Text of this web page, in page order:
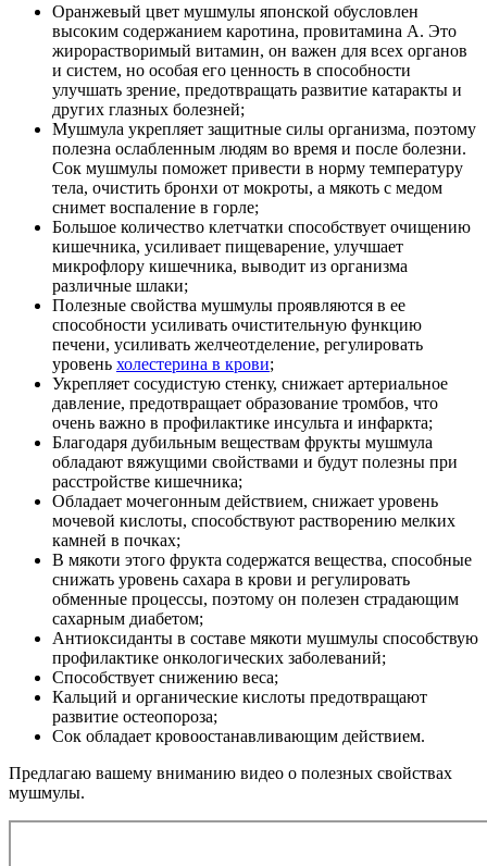
Оранжевый цвет мушмулы японской обусловлен
высоким содержанием каротина, провитамина А. Это
жирорастворимый витамин, он важен для всех органов
и систем, но особая его ценность в способности
улучшать зрение, предотвращать развитие катаракты и
других глазных болезней;
Мушмула укрепляет защитные силы организма, поэтому
полезна ослабленным людям во время и после болезни.
Сок мушмулы поможет привести в норму температуру
тела, очистить бронхи от мокроты, а мякоть с медом
снимет воспаление в горле;
Большое количество клетчатки способствует очищению
кишечника, усиливает пищеварение, улучшает
микрофлору кишечника, выводит из организма
различные шлаки;
Полезные свойства мушмулы проявляются в ее
способности усиливать очистительную функцию
печени, усиливать желчеотделение, регулировать
уровень холестерина в крови;
Укрепляет сосудистую стенку, снижает артериальное
давление, предотвращает образование тромбов, что
очень важно в профилактике инсульта и инфаркта;
Благодаря дубильным веществам фрукты мушмула
обладают вяжущими свойствами и будут полезны при
расстройстве кишечника;
Обладает мочегонным действием, снижает уровень
мочевой кислоты, способствуют растворению мелких
камней в почках;
В мякоти этого фрукта содержатся вещества, способные
снижать уровень сахара в крови и регулировать
обменные процессы, поэтому он полезен страдающим
сахарным диабетом;
Антиоксиданты в составе мякоти мушмулы способствую
профилактике онкологических заболеваний;
Способствует снижению веса;
Кальций и органические кислоты предотвращают
развитие остеопороза;
Сок обладает кровоостанавливающим действием.
Предлагаю вашему вниманию видео о полезных свойствах
мушмулы.